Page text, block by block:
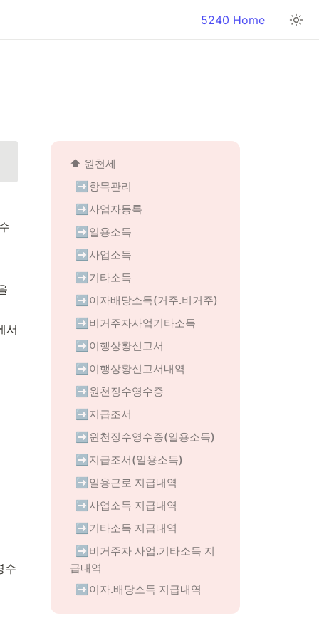
5240 Home
서
수
⬆️ 원천세
➡️항목관리
➡️사업자등록
➡️일용소득
➡️사업소득
➡️기타소득
➡️이자배당소득(거주.비거주)
➡️비거주자사업기타소득
➡️이행상황신고서
➡️이행상황신고서내역
➡️원천징수영수증
➡️지급조서
➡️원천징수영수증(일용소득)
➡️지급조서(일용소득)
➡️일용근로 지급내역
➡️사업소득 지급내역
➡️기타소득 지급내역
➡️비거주자 사업.기타소득 지
급내역
➡️이자.배당소득 지급내역